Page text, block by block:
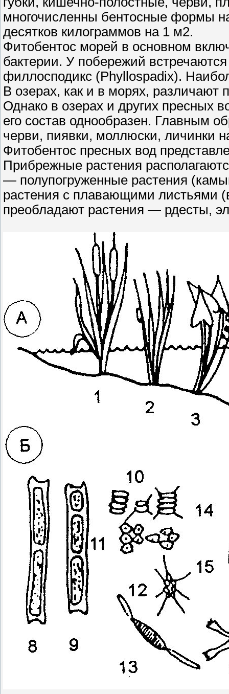
многочисленны бентосные формы
десятков килограммов на 1 м2.
Фитобентос морей в основном
бактерии. У побережий
филлосподикс (Phyllospadix).
В озерах, как и в морях, различают
Однако в озерах и других пресных
его состав однообразен. Главным
черви, пиявки, моллюски, личинки
Фитобентос пресных вод
Прибрежные растения
— полупогруженные растения
растения с плавающими листьями
преобладают растения — рдесты,